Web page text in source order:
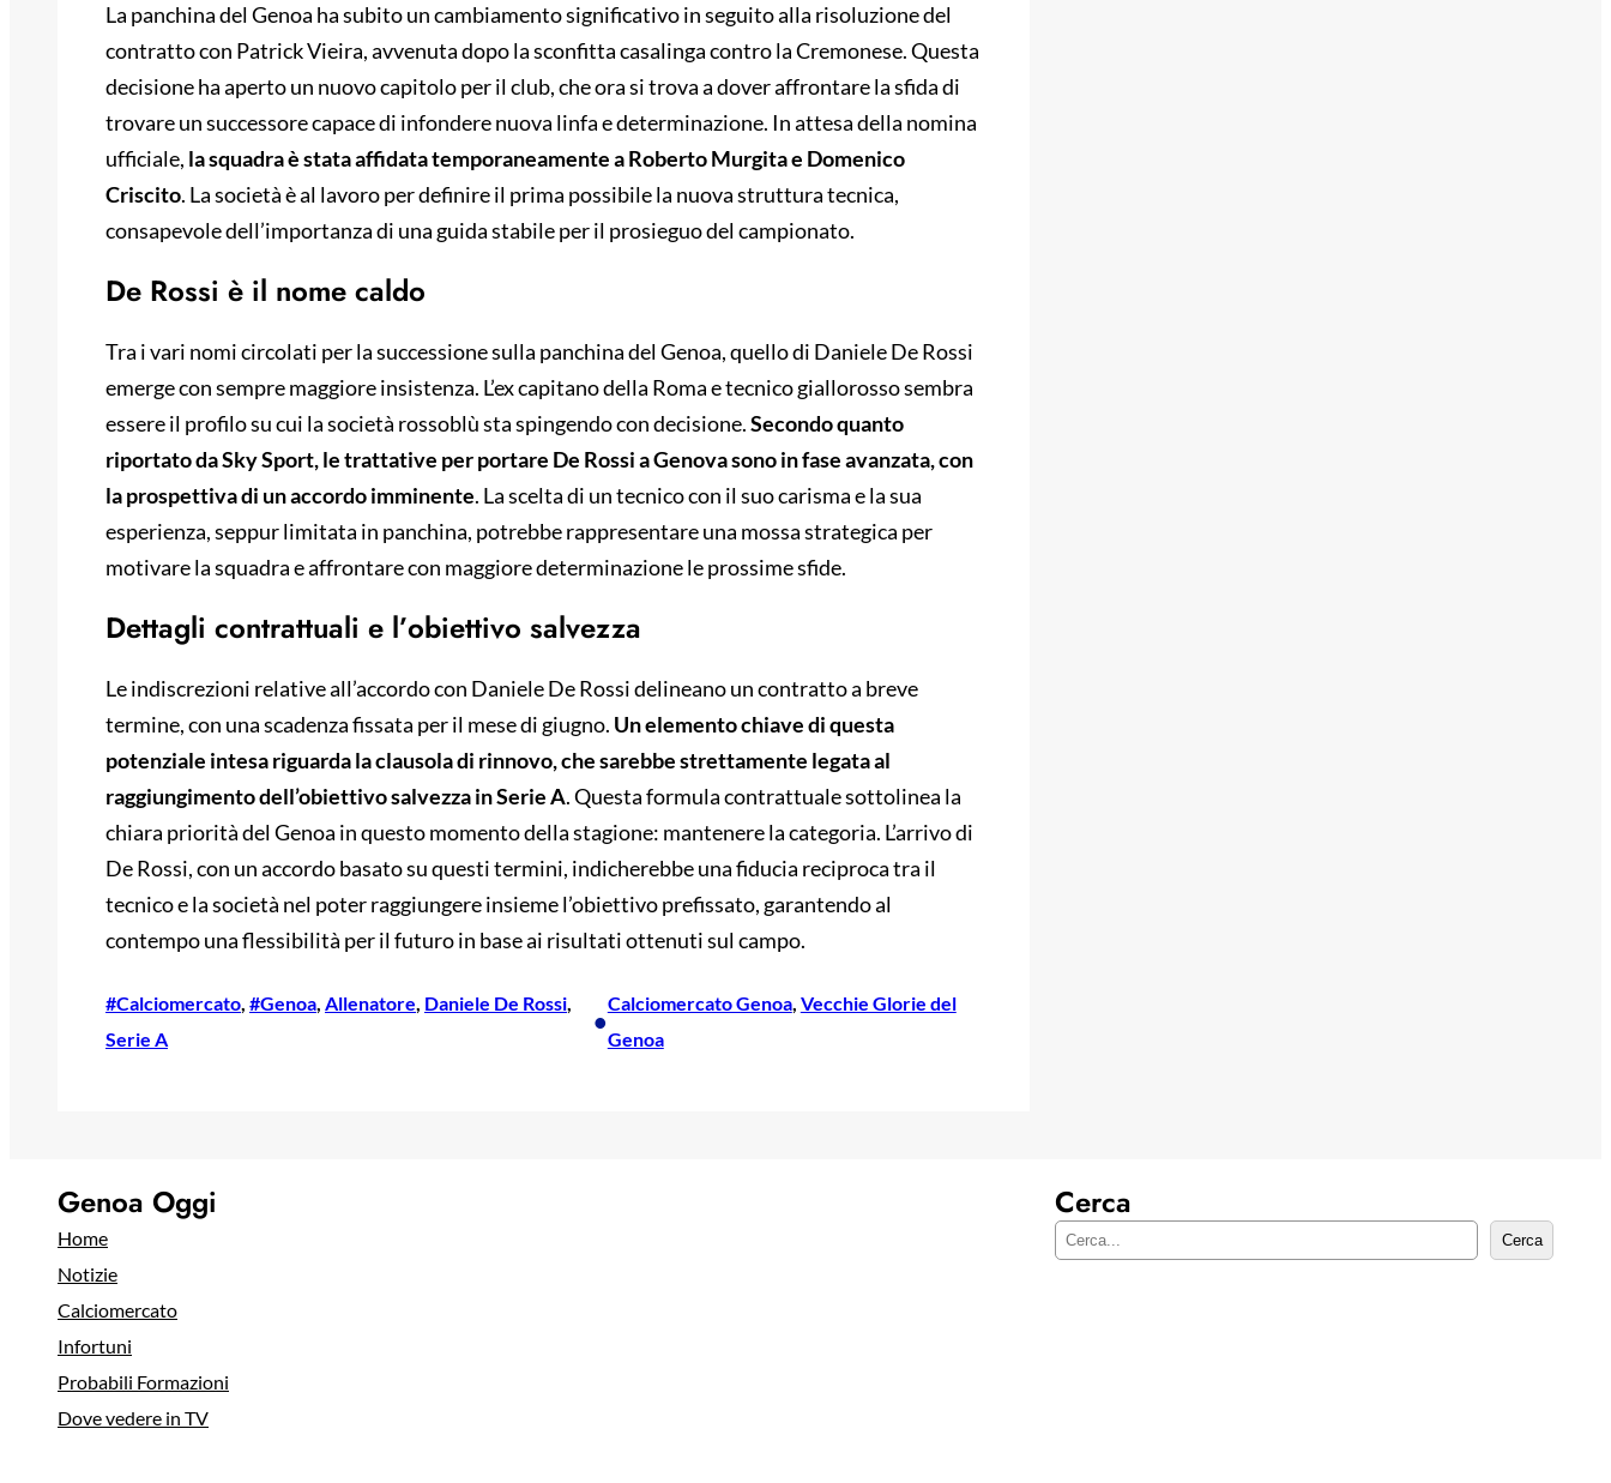
La panchina del Genoa ha subito un cambiamento significativo in seguito alla risoluzione del
contratto con Patrick Vieira, avvenuta dopo la sconfitta casalinga contro la Cremonese. Questa
decisione ha aperto un nuovo capitolo per il club, che ora si trova a dover affrontare la sfida di
trovare un successore capace di infondere nuova linfa e determinazione. In attesa della nomina
ufficiale, la squadra è stata affidata temporaneamente a Roberto Murgita e Domenico
Criscito. La società è al lavoro per definire il prima possibile la nuova struttura tecnica,
consapevole dell’importanza di una guida stabile per il prosieguo del campionato.
De Rossi è il nome caldo
Tra i vari nomi circolati per la successione sulla panchina del Genoa, quello di Daniele De Rossi
emerge con sempre maggiore insistenza. L’ex capitano della Roma e tecnico giallorosso sembra
essere il profilo su cui la società rossoblù sta spingendo con decisione.Secondo quanto
riportato da Sky Sport, le trattative per portare De Rossi a Genova sono in fase avanzata, con
la prospettiva di un accordo imminente. La scelta di un tecnico con il suo carisma e la sua
esperienza, seppur limitata in panchina, potrebbe rappresentare una mossa strategica per
motivare la squadra e affrontare con maggiore determinazione le prossime sfide.
Dettagli contrattuali e l’obiettivo salvezza
Le indiscrezioni relative all’accordo con Daniele De Rossi delineano un contratto a breve
termine, con una scadenza fissata per il mese di giugno. Un elemento chiave di questa
potenziale intesa riguarda la clausola di rinnovo, che sarebbe strettamente legata al
raggiungimento dell’obiettivo salvezza in Serie A. Questa formula contrattuale sottolinea la
chiara priorità del Genoa in questo momento della stagione: mantenere la categoria. L’arrivo di
De Rossi, con un accordo basato su questi termini, indicherebbe una fiducia reciproca tra il
tecnico e la società nel poter raggiungere insieme l’obiettivo prefissato, garantendo al
contempo una flessibilità per il futuro in base ai risultati ottenuti sul campo.
#Calciomercato, #Genoa, Allenatore, Daniele De Rossi
Serie A
•
Calciomercato Genoa, Vecchie Glorie del
Genoa
Genoa Oggi
Home
Notizie
Calciomercato
Infortuni
Probabili Formazioni
Dove vedere in TV
Cerca
C
Cerca